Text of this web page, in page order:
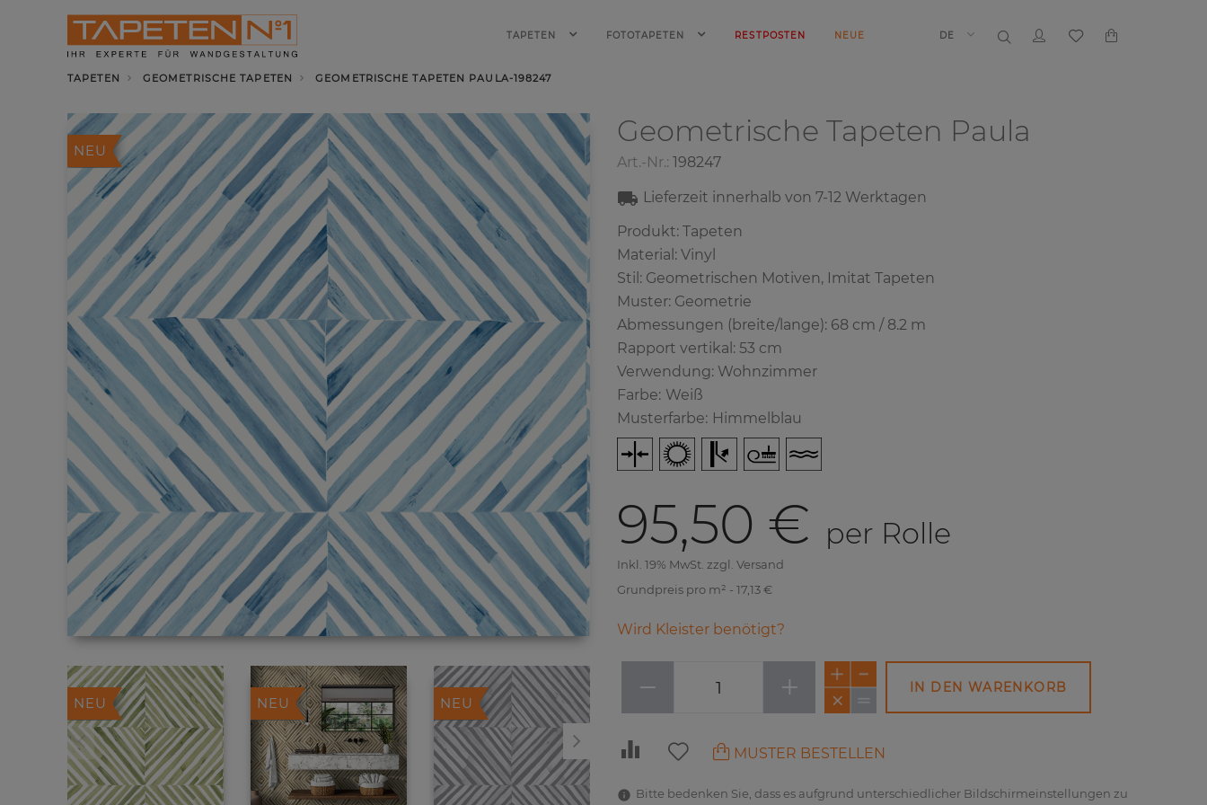
TAPETEN FOTOTAPETEN RESTPOSTEN NEUE DE
TAPETEN GEOMETRISCHE TAPETEN GEOMETRISCHE TAPETEN PAULA-198247
NEU
NEU NEU NEU
Geometrische Tapeten Paula
Art.-Nr.: 198247
Lieferzeit innerhalb von 7-12 Werktagen
Produkt: Tapeten
Material: Vinyl
Stil: Geometrischen Motiven, Imitat Tapeten
Muster: Geometrie
Abmessungen (breite/lange): 68 cm / 8.2 m
Rapport vertikal: 53 cm
Verwendung: Wohnzimmer
Farbe: Weiß
Musterfarbe: Himmelblau
95,50 € per Rolle
Inkl. 19% MwSt. zzgl. Versand
Grundpreis pro m² - 17,13 €
Wird Kleister benötigt?
− + IN DEN WARENKORB
MUSTER BESTELLEN
Bitte bedenken Sie, dass es aufgrund unterschiedlicher Bildschirmeinstellungen zu